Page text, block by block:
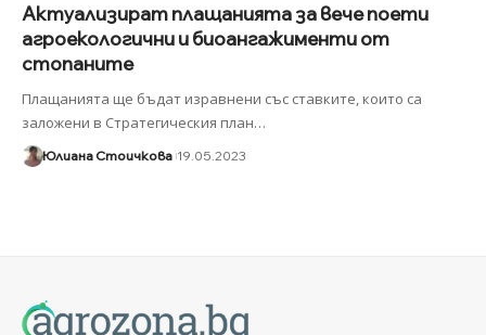
Актуализират плащанията за вече поети
агроекологични и биоангажименти от
стопаните
Плащанията ще бъдат изравнени със ставките, които са
заложени в Стратегическия план…
Юлиана Стоичкова 19.05.2023